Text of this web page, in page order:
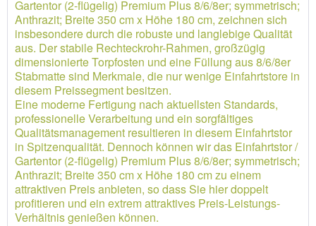
Gartentor (2-flügelig) Premium Plus 8/6/8er; symmetrisch;
Anthrazit; Breite 350 cm x Höhe 180 cm, zeichnen sich
insbesondere durch die robuste und langlebige Qualität
aus. Der stabile Rechteckrohr-Rahmen, großzügig
dimensionierte Torpfosten und eine Füllung aus 8/6/8er
Stabmatte sind Merkmale, die nur wenige Einfahrtstore in
diesem Preissegment besitzen.
Eine moderne Fertigung nach aktuellsten Standards,
professionelle Verarbeitung und ein sorgfältiges
Qualitätsmanagement resultieren in diesem Einfahrtstor
in Spitzenqualität. Dennoch können wir das Einfahrtstor /
Gartentor (2-flügelig) Premium Plus 8/6/8er; symmetrisch;
Anthrazit; Breite 350 cm x Höhe 180 cm zu einem
attraktiven Preis anbieten, so dass Sie hier doppelt
profitieren und ein extrem attraktives Preis-Leistungs-
Verhältnis genießen können.